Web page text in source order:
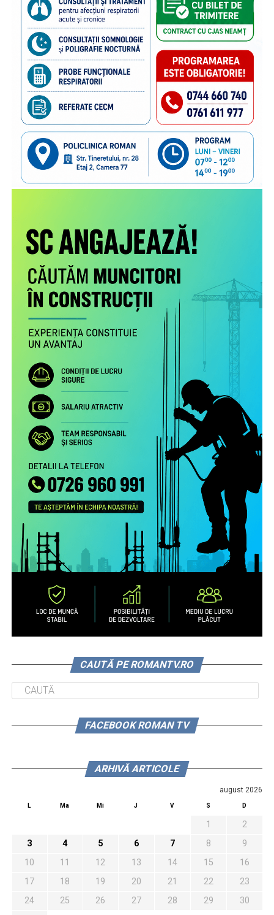
CAUTĂ PE ROMANTV.RO
FACEBOOK ROMAN TV
ARHIVĂ ARTICOLE
august 2026
L Ma Mi J V S D
1
2
3
4 5 6 7 8
9
10
11 12 13 14 15
16
17
18 19 20 21 22
23
24
25 26 27 28 29
30